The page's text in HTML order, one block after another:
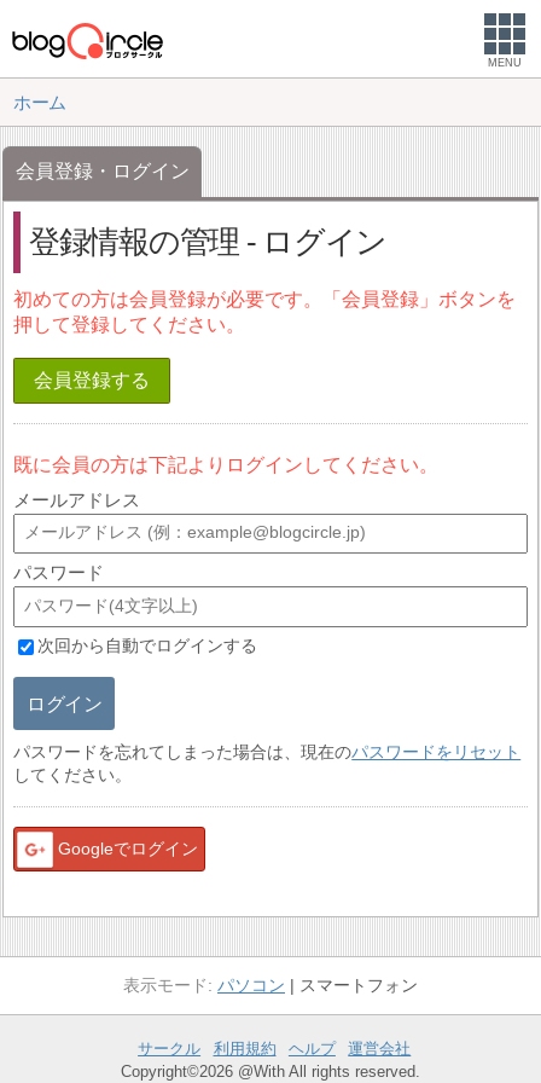
MENU
ホーム
会員登録・ログイン
登録情報の管理 - ログイン
初めての方は会員登録が必要です。「会員登録」ボタンを
押して登録してください。
会員登録する
既に会員の方は下記よりログインしてください。
メールアドレス
パスワード
次回から自動でログインする
ログイン
パスワードを忘れてしまった場合は、現在のパスワードをリセット
してください。
Googleでログイン
パソコン スマートフォン
サークル 利用規約 ヘルプ
運営会社
Copyright©2026 @With All rights reserved.